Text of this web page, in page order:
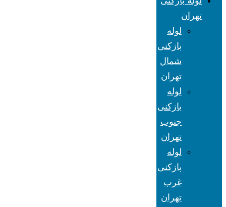
تهران
لوله
بازکنی
شمال
تهران
لوله
بازکنی
جنوب
تهران
لوله
بازکنی
غرب
تهران